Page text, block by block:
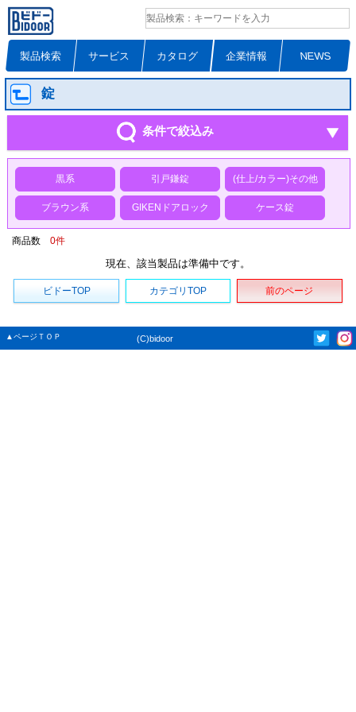
製品検索 サービス カタログ 企業情報 NEWS
錠
条件で絞込み
黒系 引戸鎌錠 (仕上/カラー)その他
ブラウン系 GIKENドアロック ケース錠
商品数 0件
現在、該当製品は準備中です。
ビドーTOP カテゴリTOP 前のページ
▲ページＴＯＰ (C)bidoor